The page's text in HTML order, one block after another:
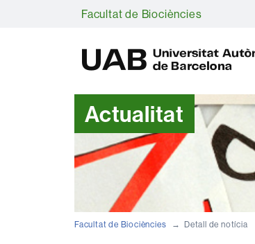
Facultat de Biociències
Actualitat
Facultat de Biociències Detall de notícia